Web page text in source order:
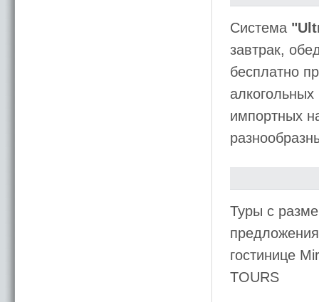
Система
завтрак,
бесплатно
импортных
Туры с
гостинице
TOURS